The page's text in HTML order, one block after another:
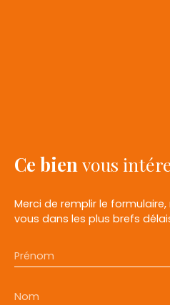
Ce bien vous
Merci de remplir le
vous dans les plus brefs
Prénom
Nom